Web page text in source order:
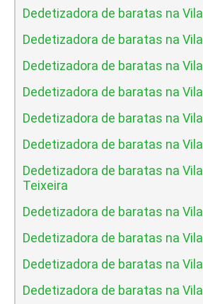
Dedetizadora de baratas na
Dedetizadora de baratas na
Dedetizadora de baratas na
Dedetizadora de baratas na
Dedetizadora de baratas na
Dedetizadora de baratas na
Dedetizadora de baratas na
Teixeira
Dedetizadora de baratas na
Dedetizadora de baratas na
Dedetizadora de baratas na
Dedetizadora de baratas na